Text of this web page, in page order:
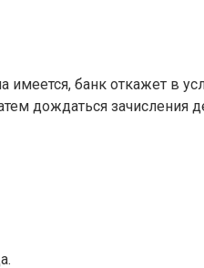
банк откажет в
дождаться зачисления